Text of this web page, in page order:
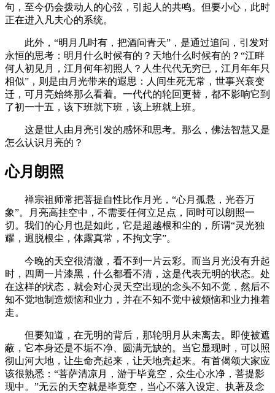
句，至今仍会拨动人的心弦，引起人的共鸣。但要小心，此时
正在进入凡夫心的系统。
此外，“明月几时有，把酒问青天”，是通过追问，引发对
永恒的思考：明月什么时候有的？天地什么时候有的？“江畔
何人初见月，江月何年初照人？人生代代无穷已，江月年年只
相似”，则是由月光带来的遐思：人间生死无常，世事兴衰变
迁，可月亮始终那么看着。一代代的轮回更替，都不影响它到
了初一十五，该下班就下班，该上班就上班。
这是世人由月亮引发的感怀和思考。那么，佛法智慧又是
怎么认识月亮的？
心月朗照
禅宗祖师常把菩提自性比作月光，“心月孤悬，光吞万
象”。月亮高挂空中，不需要任何立足点，同时可以朗照一
切。我们的心月也是如此，它是超越根和尘的，所谓“灵光独
耀，迥脱根尘，体露真常，不拘文字”。
今晚的天空很清澈，看不到一片云彩。而当月光没有升起
时，四周一片漆黑，什么都看不清，这是代表无明的状态。处
在这样的状态，就会对心灵天空出现的念头不知不觉，然后不
知不觉地制造烦恼和业力，并在不知不觉中被烦恼和业力推着
走。
但要知道，在无明的背后，那轮明月从未离去。即使被遮
蔽，它本身还是不垢不净、圆满无缺的。当它显现时，可以照
彻山河大地，让生命亮起来，让天地亮起来。有首偈颂大家应
该很熟悉：“菩萨清凉月，游于毕竟空，众生心水净，菩提影
现中。”无云的天空就是毕竟空，当心不落入设定、执著及念